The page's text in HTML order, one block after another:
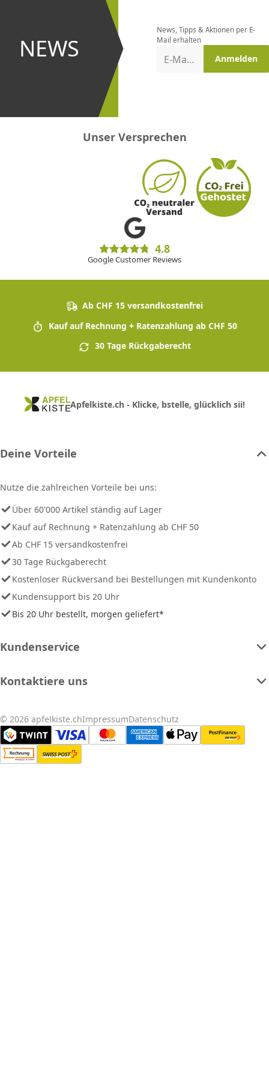
NEWS
und bei
Aktionen
News, Tipps & Aktionen per E-
Mail erhalten
E-Mail-Adresse Anmelden
Unser Versprechen
4.8
Google Customer Reviews
Ab CHF 15 versandkostenfrei
Kauf auf Rechnung + Ratenzahlung ab CHF 50
30 Tage Rückgaberecht
Apfelkiste.ch - Klicke, bstelle, glücklich sii!
Deine Vorteile
Nutze die zahlreichen Vorteile bei uns:
Über 60'000 Artikel ständig auf Lager
Kauf auf Rechnung + Ratenzahlung ab CHF 50
Ab CHF 15 versandkostenfrei
30 Tage Rückgaberecht
Kostenloser Rückversand bei Bestellungen mit Kundenkonto
Kundensupport bis 20 Uhr
Bis 20 Uhr bestellt, morgen geliefert*
Kundenservice
Kontaktiere uns
© 2026 apfelkiste.chImpressumDatenschutz